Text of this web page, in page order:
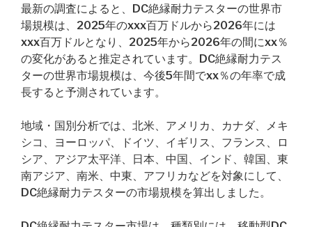
最新の調査によると、DC絶縁耐力テスターの世界市
場規模は、2025年のxxx百万ドルから2026年には
xxx百万ドルとなり、2025年から2026年の間にxx％
の変化があると推定されています。DC絶縁耐力テス
ターの世界市場規模は、今後5年間でxx％の年率で成
長すると予測されています。
地域・国別分析では、北米、アメリカ、カナダ、メキ
シコ、ヨーロッパ、ドイツ、イギリス、フランス、ロ
シア、アジア太平洋、日本、中国、インド、韓国、東
南アジア、南米、中東、アフリカなどを対象にして、
DC絶縁耐力テスターの市場規模を算出しました。